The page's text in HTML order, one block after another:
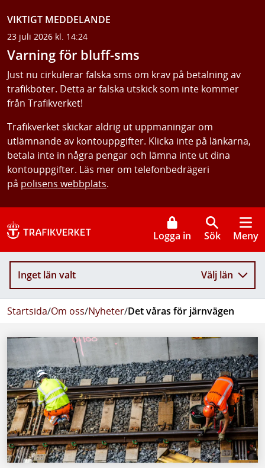
VIKTIGT MEDDELANDE
23 juli 2026 kl. 14:24
Varning för bluff-sms
Just nu cirkulerar falska sms om krav på betalning av
trafikböter. Detta är falska utskick som inte kommer
från Trafikverket!
Trafikverket skickar aldrig ut uppmaningar om
utlämnande av kontouppgifter. Klicka inte på länkarna,
betala inte in några pengar och lämna inte ut dina
kontouppgifter. Läs mer om telefonbedrägeri
på polisens webbplats.
Logga in Sök Meny
Inget län valt Välj län
Startsida/Om oss/Nyheter/Det våras för järnvägen